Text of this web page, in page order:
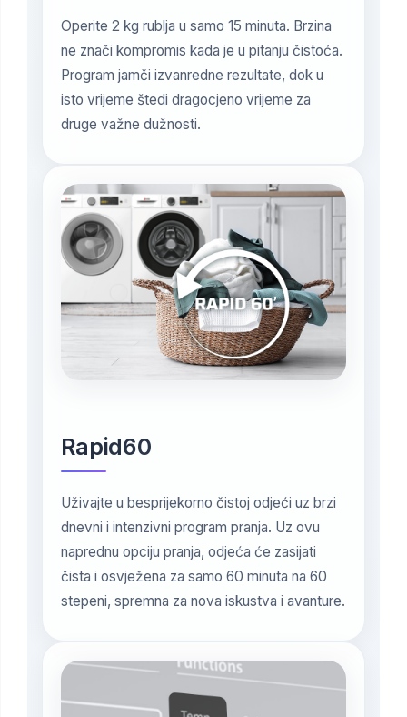
Operite 2 kg rublja u samo 15 minuta. Brzina
ne znači kompromis kada je u pitanju čistoća.
Program jamči izvanredne rezultate, dok u
isto vrijeme štedi dragocjeno vrijeme za
druge važne dužnosti.
Rapid60
Uživajte u besprijekorno čistoj odjeći uz brzi
dnevni i intenzivni program pranja. Uz ovu
naprednu opciju pranja, odjeća će zasijati
čista i osvježena za samo 60 minuta na 60
stepeni, spremna za nova iskustva i avanture.